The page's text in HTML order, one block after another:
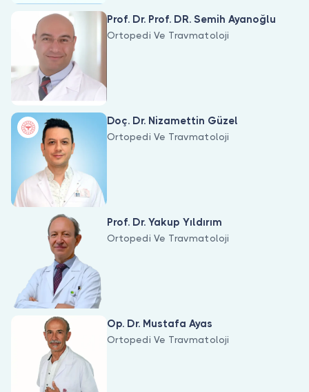
Prof. Dr. Prof. DR. Semih Ayanoğlu
Ortopedi Ve Travmatoloji
Doç. Dr. Nizamettin Güzel
Ortopedi Ve Travmatoloji
Prof. Dr. Yakup Yıldırım
Ortopedi Ve Travmatoloji
Op. Dr. Mustafa Ayas
Ortopedi Ve Travmatoloji